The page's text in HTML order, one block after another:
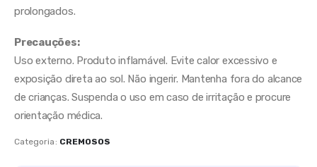
prolongados.
Precauções:
Uso externo. Produto inflamável. Evite calor excessivo e
exposição direta ao sol. Não ingerir. Mantenha fora do alcance
de crianças. Suspenda o uso em caso de irritação e procure
orientação médica.
Categoria: CREMOSOS